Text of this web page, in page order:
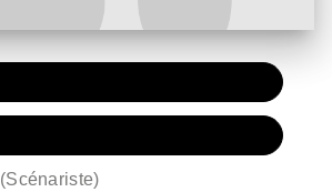
(Scénariste)